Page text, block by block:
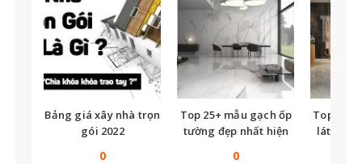
Bảng giá xây nhà trọn
gói 2022
0
Top 25+ mẫu gạch ốp
tường đẹp nhất hiện
0
Top
lát nền